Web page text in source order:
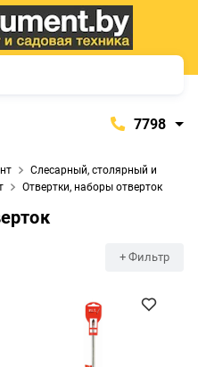
7798
+375 (29) 657-77-98
Слесарный, столярный и
Отвертки, наборы отверток
+ Фильтр